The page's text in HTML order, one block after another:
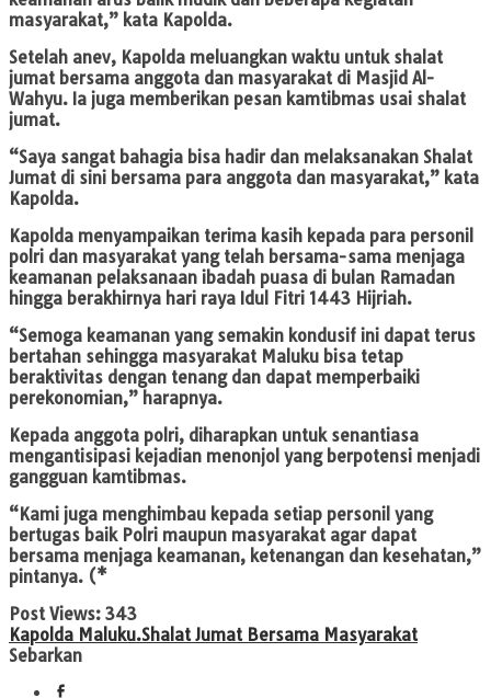
masyarakat,” kata Kapolda.
Setelah anev, Kapolda meluangkan waktu untuk shalat
jumat bersama anggota dan masyarakat di Masjid Al-
Wahyu. Ia juga memberikan pesan kamtibmas usai shalat
jumat.
“Saya sangat bahagia bisa hadir dan melaksanakan Shalat
Jumat di sini bersama para anggota dan masyarakat,” kata
Kapolda.
Kapolda menyampaikan terima kasih kepada para personil
polri dan masyarakat yang telah bersama-sama menjaga
keamanan pelaksanaan ibadah puasa di bulan Ramadan
hingga berakhirnya hari raya Idul Fitri 1443 Hijriah.
“Semoga keamanan yang semakin kondusif ini dapat terus
bertahan sehingga masyarakat Maluku bisa tetap
beraktivitas dengan tenang dan dapat memperbaiki
perekonomian,” harapnya.
Kepada anggota polri, diharapkan untuk senantiasa
mengantisipasi kejadian menonjol yang berpotensi menjadi
gangguan kamtibmas.
“Kami juga menghimbau kepada setiap personil yang
bertugas baik Polri maupun masyarakat agar dapat
bersama menjaga keamanan, ketenangan dan kesehatan,”
pintanya. (*
Post Views: 343
Kapolda Maluku.Shalat Jumat Bersama Masyarakat
Sebarkan